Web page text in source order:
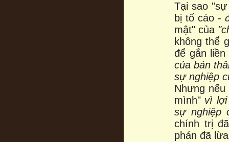
Tại sao
bị tố cáo -
mật" của
không thể
để gắn
của bản
sự nghiệp
Nhưng
mình" vì
sự nghiệp
chính trị
phán đã